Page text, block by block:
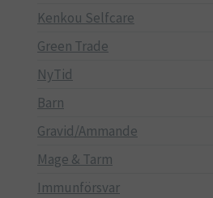
Kenkou Selfcare
Green Trade
NyTid
Barn
Gravid/Ammande
Mage & Tarm
Immunförsvar